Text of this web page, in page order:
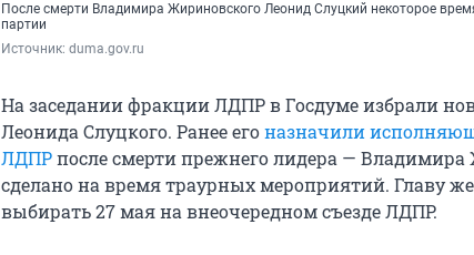
После смерти Владимира Жириновского Леонид Слуцкий некоторое
партии
Источник: duma.gov.ru
На заседании фракции ЛДПР в Госдуме избрали
Леонида Слуцкого. Ранее егоназначили
ЛДПРпосле смерти прежнего лидера — Владимира
сделано на время траурных мероприятий. Главу
выбирать 27 мая на внеочередном съезде ЛДПР.